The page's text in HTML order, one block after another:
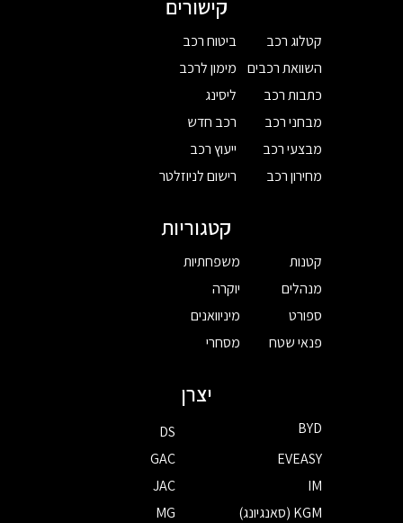
קישורים
קטלוג רכב
השוואת רכבים
כתבות רכב
מבחני רכב
מבצעי רכב
מחירון רכב
ביטוח רכב
מימון לרכב
ליסינג
רכב חדש
ייעוץ רכב
רישום לניוזלטר
קטגוריות
קטנות
מנהלים
ספורט
פנאי שטח
משפחתיות
יוקרה
מיניוואנים
מסחרי
יצרן
BYD
DS
EVEASY
GAC
IM
JAC
KGM (סאנגיונג)
MG